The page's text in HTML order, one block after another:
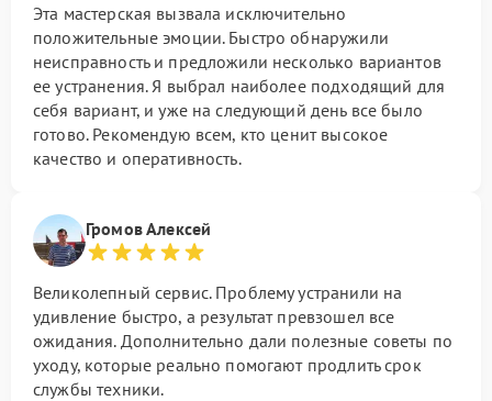
Эта мастерская вызвала исключительно
положительные эмоции. Быстро обнаружили
неисправность и предложили несколько вариантов
ее устранения. Я выбрал наиболее подходящий для
себя вариант, и уже на следующий день все было
готово. Рекомендую всем, кто ценит высокое
качество и оперативность.
Громов Алексей
Великолепный сервис. Проблему устранили на
удивление быстро, а результат превзошел все
ожидания. Дополнительно дали полезные советы по
уходу, которые реально помогают продлить срок
службы техники.